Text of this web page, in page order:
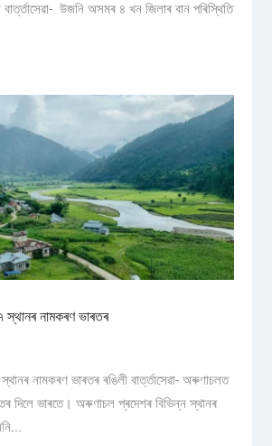
বাৰ্ত্তাসেৱা- উজনি অসমৰ ৪ খন জিলাৰ বান পৰিস্থিতি
নামকৰণ ভাৰতৰ
নামকৰণ ভাৰতৰ ৰঙিলী বাৰ্ত্তাসেৱা- অৰুণাচলত
দিলে ভাৰতে। অৰুণাচল প্ৰদেশৰ বিভিন্ন স্থানৰ